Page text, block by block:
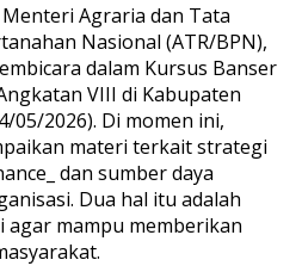
Menteri Agraria dan Tata
Nasional (ATR/BPN),
dalam Kursus Banser
VIII di Kabupaten
05/2026). Di momen ini,
materi terkait strategi
dan sumber daya
Dua hal itu adalah
mampu memberikan